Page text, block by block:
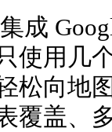
成
使用几
松向地
覆盖、